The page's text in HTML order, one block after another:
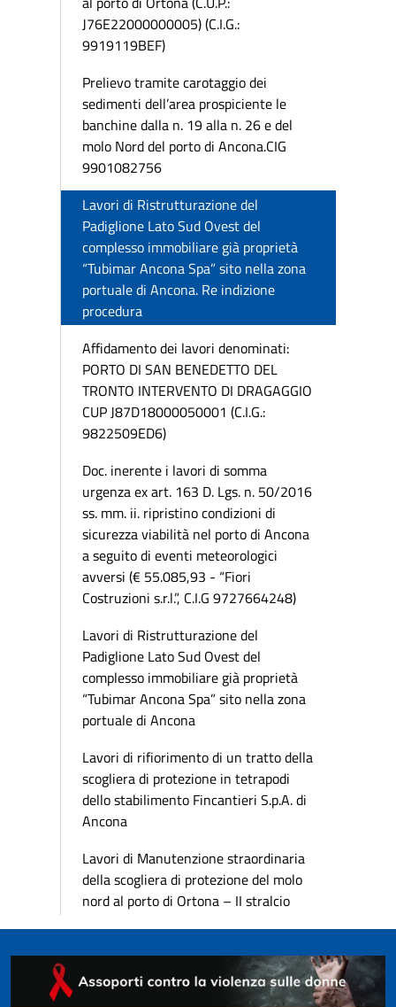
J76E22000000005) (C.I.G.:
9919119BEF)
Prelievo tramite carotaggio dei
sedimenti dell’area prospiciente le
banchine dalla n. 19 alla n. 26 e del
molo Nord del porto di Ancona.CIG
9901082756
Lavori di Ristrutturazione del
Padiglione Lato Sud Ovest del
complesso immobiliare già proprietà
“Tubimar Ancona Spa” sito nella zona
portuale di Ancona. Re indizione
procedura
Affidamento dei lavori denominati:
PORTO DI SAN BENEDETTO DEL
TRONTO INTERVENTO DI DRAGAGGIO
CUP J87D18000050001 (C.I.G.:
9822509ED6)
Doc. inerente i lavori di somma
urgenza ex art. 163 D. Lgs. n. 50/2016
ss. mm. ii. ripristino condizioni di
sicurezza viabilità nel porto di Ancona
a seguito di eventi meteorologici
avversi (€ 55.085,93 - “Fiori
Costruzioni s.r.l.”, C.I.G 9727664248)
Lavori di Ristrutturazione del
Padiglione Lato Sud Ovest del
complesso immobiliare già proprietà
“Tubimar Ancona Spa” sito nella zona
portuale di Ancona
Lavori di rifiorimento di un tratto della
scogliera di protezione in tetrapodi
dello stabilimento Fincantieri S.p.A. di
Ancona
Lavori di Manutenzione straordinaria
della scogliera di protezione del molo
nord al porto di Ortona – II stralcio